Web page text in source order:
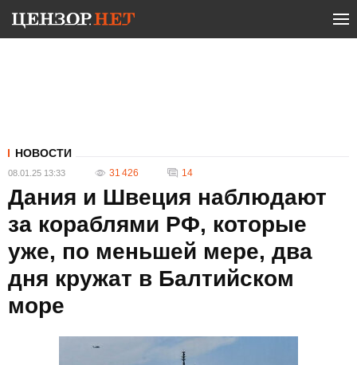
НОВОСТИ
08.01.25 13:33 31 426 14
Дания и Швеция наблюдают
за кораблями РФ, которые
уже, по меньшей мере, два
дня кружат в Балтийском
море